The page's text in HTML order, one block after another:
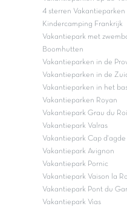
4 sterren Vakantieparken
Kindercamping Frankrijk
Vakantiepark met
Boomhutten
Vakantieparken in de
Vakantieparken in de
Vakantieparken in het
Vakantieparken Royan
Vakantiepark Grau du Roi
Vakantiepark Valras
Vakantiepark Cap d'agde
Vakantiepark Avignon
Vakantiepark Pornic
Vakantiepark Vaison la
Vakantiepark Pont du
Vakantiepark Vias